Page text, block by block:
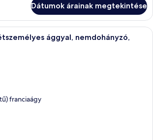
Dátumok árainak megtekintése
Egy modern szállodai szoba,
ággyal, nemdohányzó,
franciaágy